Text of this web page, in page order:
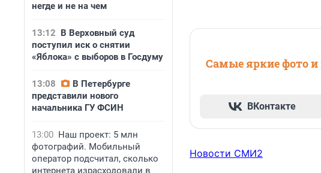
негде и не на чем
13:12 В Верховный суд
поступил иск о снятии
«Яблока» с выборов в Госдуму
13:08
В Петербурге
представили нового
начальника ГУ ФСИН
13:00 Наш проект: 5 млн
фотографий. Мобильный
оператор подсчитал, сколько
интернета израсходовали в
Самые яркие фото
ВКонтакте
Новости СМИ2